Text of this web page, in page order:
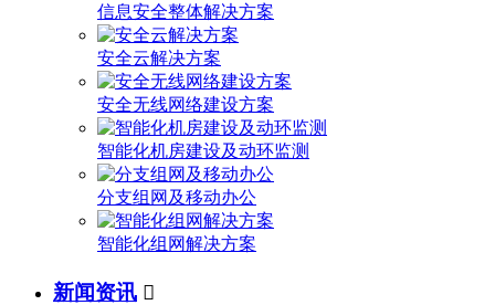
信息安全整体解决方案
安全云解决方案
安全无线网络建设方案
智能化机房建设及动环监测
分支组网及移动办公
智能化组网解决方案
新闻资讯 